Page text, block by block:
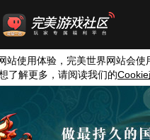
站使用体验，完美世界网站会使
了解更多，请阅读我们的Cookie